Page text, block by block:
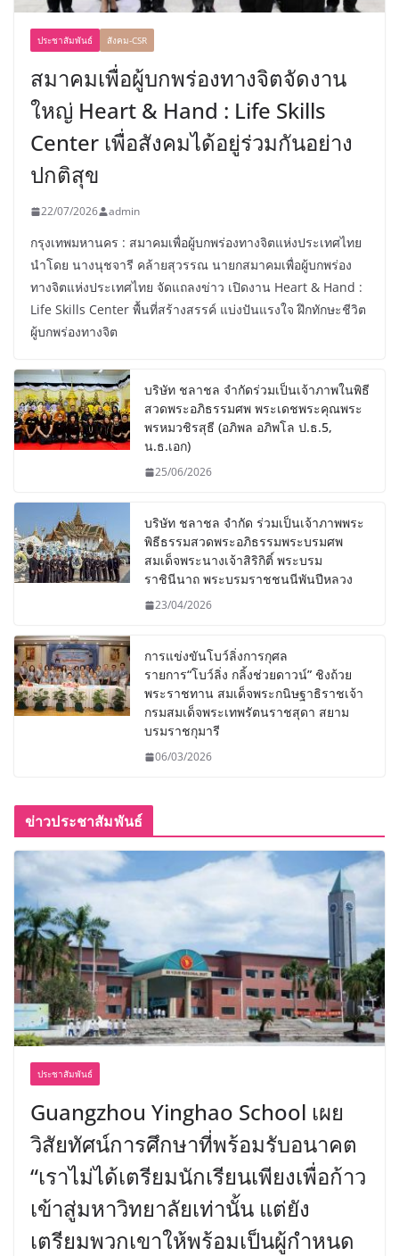
ประชาสัมพันธ์ สังคม-CSR
สมาคมเพื่อผู้บกพร่องทางจิตจัดงาน
ใหญ่ Heart & Hand : Life Skills
Center เพื่อสังคมได้อยู่ร่วมกันอย่าง
ปกติสุข
22/07/2026 admin
กรุงเทพมหานคร : สมาคมเพื่อผู้บกพร่องทางจิตแห่งประเทศไทย
นำโดย นางนุชจารี คล้ายสุวรรณ นายกสมาคมเพื่อผู้บกพร่อง
ทางจิตแห่งประเทศไทย จัดแถลงข่าว เปิดงาน Heart & Hand :
Life Skills Center พื้นที่สร้างสรรค์ แบ่งปันแรงใจ ฝึกทักษะชีวิต
ผู้บกพร่องทางจิต
บริษัท ชลาชล จำกัดร่วมเป็นเจ้าภาพในพิธี
สวดพระอภิธรรมศพ พระเดชพระคุณพระ
พรหมวชิรสุธี (อภิพล อภิพโล ป.ธ.5,
น.ธ.เอก)
25/06/2026
บริษัท ชลาชล จำกัด ร่วมเป็นเจ้าภาพพระ
พิธีธรรมสวดพระอภิธรรมพระบรมศพ
สมเด็จพระนางเจ้าสิริกิติ์ พระบรม
ราชินีนาถ พระบรมราชชนนีพันปีหลวง
23/04/2026
การแข่งขันโบว์ลิ่งการกุศล
รายการ“โบว์ลิ่ง กลิ้งช่วยดาวน์” ชิงถ้วย
พระราชทาน สมเด็จพระกนิษฐาธิราชเจ้า
กรมสมเด็จพระเทพรัตนราชสุดา สยาม
บรมราชกุมารี
06/03/2026
ข่าวประชาสัมพันธ์
ประชาสัมพันธ์
Guangzhou Yinghao School เผย
วิสัยทัศน์การศึกษาที่พร้อมรับอนาคต
“เราไม่ได้เตรียมนักเรียนเพียงเพื่อก้าว
เข้าสู่มหาวิทยาลัยเท่านั้น แต่ยัง
เตรียมพวกเขาให้พร้อมเป็นผู้กำหนด